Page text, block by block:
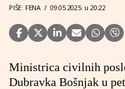
PIŠE: FENA / 09.05.2025. u 20:22
Ministrica civilnih
Dubravka Bošnjak u